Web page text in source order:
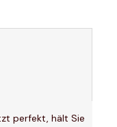
perfekt, hält Sie